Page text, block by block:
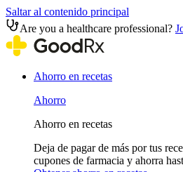
Saltar al contenido principal
Are you a healthcare professional?
Ahorro en recetas
Ahorro
Ahorro en recetas
Deja de pagar de más por tus
cupones de farmacia y ahorra